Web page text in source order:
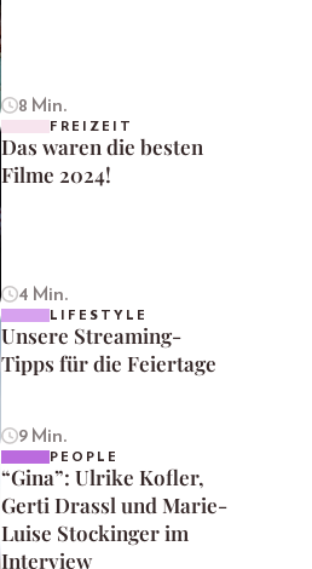
8 Min.
FREIZEIT
Das waren die besten
Filme 2024!
4 Min.
LIFESTYLE
Unsere Streaming-
Tipps für die Feiertage
9 Min.
PEOPLE
“Gina”: Ulrike Kofler,
Gerti Drassl und Marie-
Luise Stockinger im
Interview